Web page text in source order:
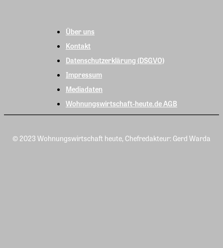
Über uns
Kontakt
Datenschutzerklärung (DSGVO)
Impressum
Mediadaten
Wohnungswirtschaft-heute.de AGB
© 2023 Wohnungswirtschaft heute, Chefredakteur: Gerd Warda